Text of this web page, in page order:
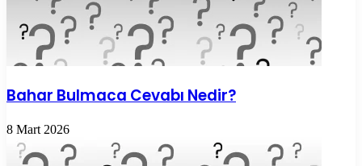
Bahar Bulmaca Cevabı Nedir?
8 Mart 2026